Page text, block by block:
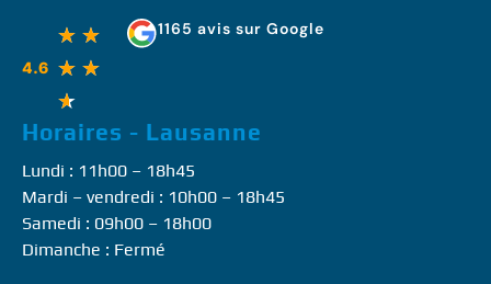
4.6
★ ★
★ ★
★
1165 avis sur Google
Horaires - Lausanne
Lundi : 11h00 – 18h45
Mardi – vendredi : 10h00 – 18h45
Samedi : 09h00 – 18h00
Dimanche : Fermé